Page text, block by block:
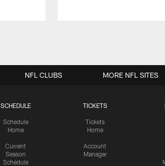
SCHEDULE
Schedule
Home
Current
Season
Schedule
TICKETS
Tickets
Home
Account
Manager
NFL CLUBS MORE NFL SITES